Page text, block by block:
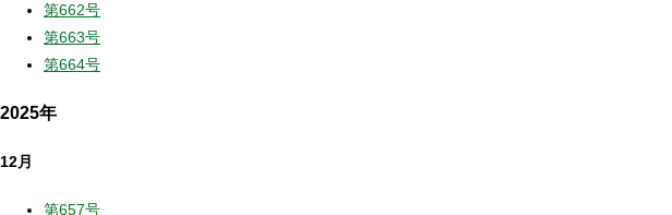
第662号
第663号
第664号
2025年
12月
第657号